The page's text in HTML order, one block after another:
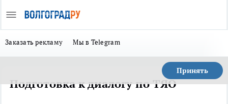
Заказать рекламу Мы в Telegram
Принять
Подготовка к диалогу по ТЯО